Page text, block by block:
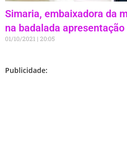
Simaria, embaixadora da
na badalada
01/10/2021 20:05
Publicidade: